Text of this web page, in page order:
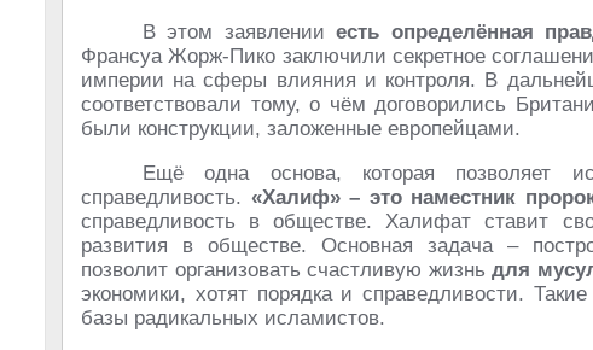
В этом заявленииесть определённая
Франсуа Жорж-Пико заключили секретное
империи на сферы влияния и контроля. В
соответствовали тому, о чём договорились
были конструкции, заложенные европейцами.
Ещё одна основа, которая позволяет
справедливость. «Халиф» – это наместник
справедливость в обществе. Халифат ставит
развития в обществе. Основная задача –
позволит организовать счастливую жизньдля
экономики, хотят порядка и справедливости.
базы радикальных исламистов.